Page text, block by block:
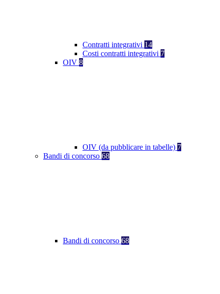
Contratti integrativi 14
Costi contratti integrativi 7
OIV 8
OIV (da pubblicare in tabelle) 7
Bandi di concorso 68
Bandi di concorso 68